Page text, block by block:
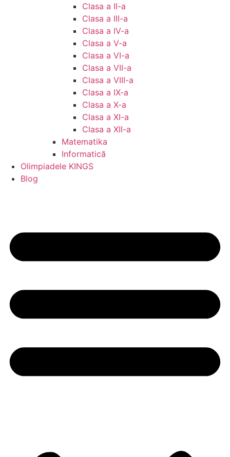
Clasa a II-a
Clasa a III-a
Clasa a IV-a
Clasa a V-a
Clasa a VI-a
Clasa a VII-a
Clasa a VIII-a
Clasa a IX-a
Clasa a X-a
Clasa a XI-a
Clasa a XII-a
Matematika
Informatică
Olimpiadele KINGS
Blog